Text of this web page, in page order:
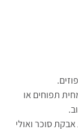
תפוחים או
סוכר ואולי